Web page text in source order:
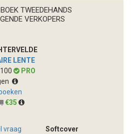
TWEEDEHANDS
VERKOPERS
LENTE
PRO
€35
vraag
Softcover